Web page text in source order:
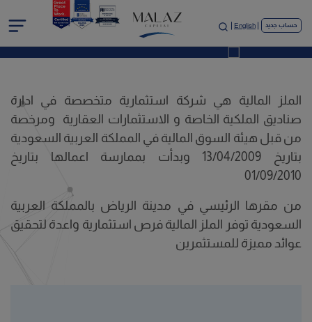
حساب جديد English
عن الملز المالية
الملز المالية هي شركة استثمارية متخصصة في ادارة
صناديق الملكية الخاصة و الاستثمارات العقارية ومرخصة
من قبل هيئة السوق المالية في المملكة العربية السعودية
بتاريخ 13/04/2009 وبدأت بممارسة اعمالها بتاريخ
01/09/2010
من مقرها الرئيسي في مدينة الرياض بالمملكة العربية
السعودية توفر الملز المالية فرص استثمارية واعدة لتحقيق
عوائد مميزة للمستثمرين